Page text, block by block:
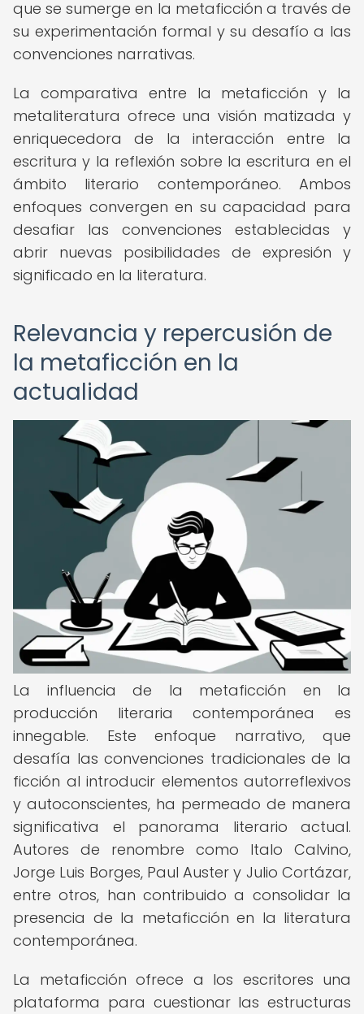
que se sumerge en la metaficción a través de
su experimentación formal y su desafío a las
convenciones narrativas.
La comparativa entre la metaficción y la
metaliteratura ofrece una visión matizada y
enriquecedora de la interacción entre la
escritura y la reflexión sobre la escritura en el
ámbito literario contemporáneo. Ambos
enfoques convergen en su capacidad para
desafiar las convenciones establecidas y
abrir nuevas posibilidades de expresión y
significado en la literatura.
Relevancia y repercusión de
la metaficción en la
actualidad
La influencia de la metaficción en la
producción literaria contemporánea es
innegable. Este enfoque narrativo, que
desafía las convenciones tradicionales de la
ficción al introducir elementos autorreflexivos
y autoconscientes, ha permeado de manera
significativa el panorama literario actual.
Autores de renombre como Italo Calvino,
Jorge Luis Borges, Paul Auster y Julio Cortázar,
entre otros, han contribuido a consolidar la
presencia de la metaficción en la literatura
contemporánea.
La metaficción ofrece a los escritores una
plataforma para cuestionar las estructuras